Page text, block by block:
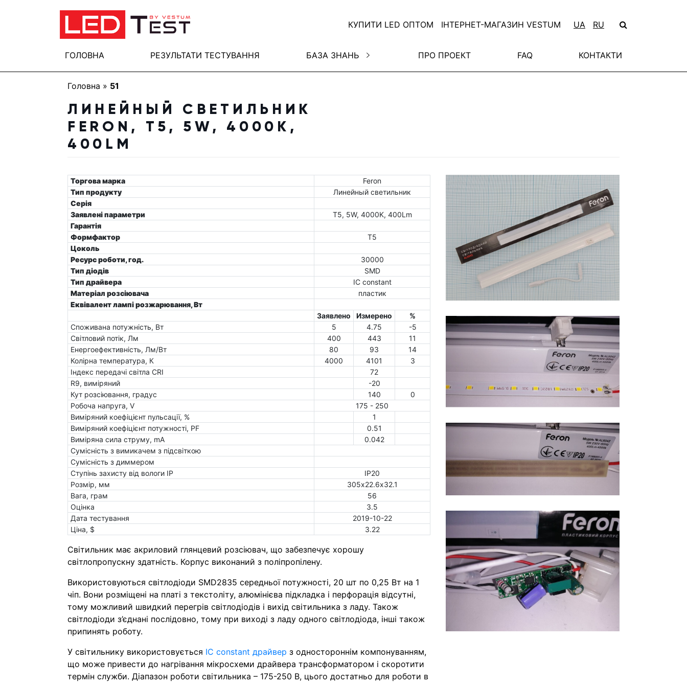
КУПИТИ LED ОПТОМ ІНТЕРНЕТ-МАГАЗИН VESTUM UA RU
ГОЛОВНА РЕЗУЛЬТАТИ ТЕСТУВАННЯ БАЗА ЗНАНЬ ПРО ПРОЕКТ FAQ КОНТАКТИ
Головна » 51
ЛИНЕЙНЫЙ СВЕТИЛЬНИК
FERON, Т5, 5W, 4000K,
400LM
Торгова марка
Feron
Тип продукту
Линейный светильник
Серія
Заявлені параметри
Т5, 5W, 4000K, 400Lm
Гарантія
Формфактор
Т5
Цоколь
Ресурс роботи, год.
30000
Тип діодів
SMD
Тип драйвера
IC constant
Матеріал розсіювача
пластик
Еквівалент лампі розжарювання, Вт
Заявлено
Измерено
%
Споживана потужність, Вт
5 4.75
-5
Світловий потік, Лм
400 443
11
Енергоефективність, Лм/Вт
80 93
14
Колірна температура, К
4000 4101
3
Індекс передачі світла CRI
72
R9, виміряний
-20
Кут розсіювання, градус
140
0
Робоча напруга, V
175 - 250
Виміряний коефіцієнт пульсації, %
1
Виміряний коефіцієнт потужності, PF
0.51
Виміряна сила струму, mA
0.042
Сумісність з вимикачем з підсвіткою
Сумісність з диммером
Ступінь захисту від вологи IP
IP20
Розмір, мм
305х22.6х32.1
Вага, грам
56
Оцінка
3.5
Дата тестування
2019-10-22
Ціна, $
3.22
Світильник має акриловий глянцевий розсіювач, що забезпечує хорошу
світлопропускну здатність. Корпус виконаний з поліпропілену.
Використовуються світлодіоди SMD2835 середньої потужності, 20 шт по 0,25 Вт на 1
чіп. Вони розміщені на платі з текстоліту, алюмінієва підкладка і перфорація відсутні,
тому можливий швидкий перегрів світлодіодів і вихід світильника з ладу. Також
світлодіоди з’єднані послідовно, тому при виході з ладу одного світлодіода, інші також
припинять роботу.
У світильнику використовується IC constant драйвер з одностороннім компонуванням,
що може привести до нагрівання мікросхеми драйвера трансформатором і скоротити
термін служби. Діапазон роботи світильника – 175-250 В, цього достатньо для роботи в